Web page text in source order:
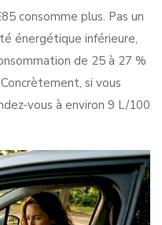
consomme plus. Pas un
énergétique inférieure,
de 25 à 27 %
si vous
vous à environ 9 L/100